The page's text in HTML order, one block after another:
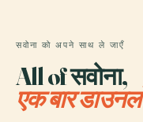
सवोना को अपने साथ ले जाएँ
All of सवोना,
एक बार